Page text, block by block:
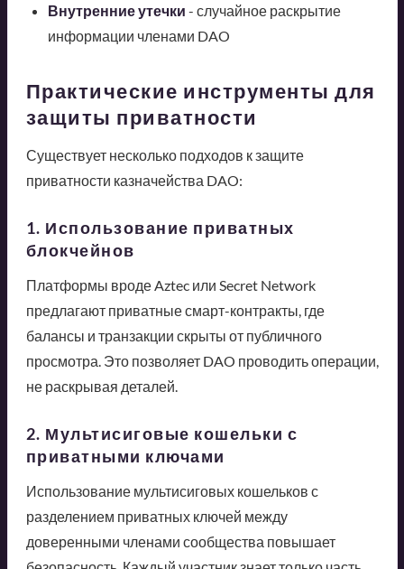
Внутренние утечки - случайное раскрытие
информации членами DAO
Практические инструменты для
защиты приватности
Существует несколько подходов к защите
приватности казначейства DAO:
1. Использование приватных
блокчейнов
Платформы вроде Aztec или Secret Network
предлагают приватные смарт-контракты, где
балансы и транзакции скрыты от публичного
просмотра. Это позволяет DAO проводить операции,
не раскрывая деталей.
2. Мультисиговые кошельки с
приватными ключами
Использование мультисиговых кошельков с
разделением приватных ключей между
доверенными членами сообщества повышает